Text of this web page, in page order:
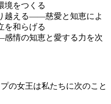
境をつくる
越える――慈愛と知恵によ
を和らげる
情の知恵と愛する力を次
の女王は私たちに次のこと